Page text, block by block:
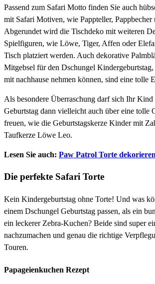
Passend zum Safari Motto finden Sie auch
mit Safari Motiven, wie Pappteller, Pappbecher
Abgerundet wird die Tischdeko mit weiteren
Spielfiguren, wie Löwe, Tiger, Affen oder
Tisch platziert werden. Auch dekorative
Mitgebsel für den Dschungel
mit nachhause nehmen können, sind eine tolle
Als besondere Überraschung darf sich Ihr Kind
Geburtstag dann vielleicht auch über eine tolle
freuen, wie die Geburtstagskerze Kinder mit
Taufkerze Löwe Leo.
Lesen Sie auch: Paw Patrol Torte dekorieren
Die perfekte Safari Torte
Kein Kindergeburtstag ohne Torte! Und was
einem Dschungel Geburtstag passen, als ein
ein leckerer Zebra-Kuchen? Beide sind super
nachzumachen und genau die richtige
Touren.
Papageienkuchen Rezept